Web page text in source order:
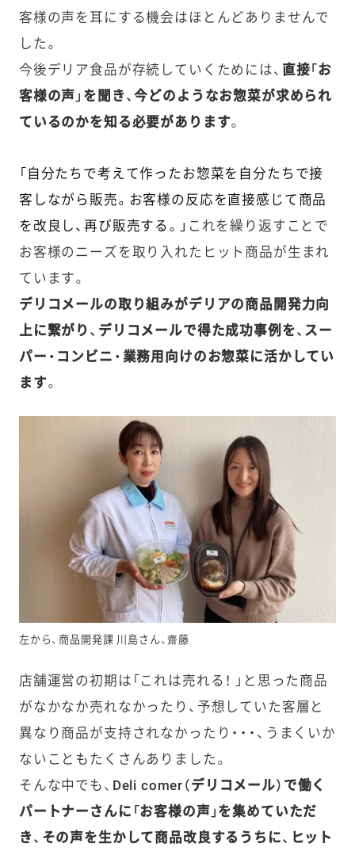
客様の声を耳にする機会はほとんどありませんで
した。
今後デリア食品が存続していくためには、 直接「お
客様の声」を聞き、今どのようなお惣菜が求められ
ているのかを知る必要があります。
「自分たちで考えて作ったお惣菜を自分たちで接
客しながら販売。お客様の反応を直接感じて商品
を改良し、再び販売する。」 これを繰り返すことで
お客様のニーズを取り入れたヒット商品が生まれ
ています。
デリコメールの取り組みがデリアの商品開発力向
上に繋がり、デリコメールで得た成功事例を、スー
パー・コンビニ・業務用向けのお惣菜に活かしてい
ます。
左から、商品開発課 川島さん、齋藤
店舗運営の初期は「これは売れる！ 」と思った商品
がなかなか売れなかったり、予想していた客層と
異なり商品が支持されなかったり・・・、うまくいか
ないこともたくさんありました。
そんな中でも、 Deli comer（デリコメール）で働く
パートナーさんに「お客様の声」を集めていただ
き、その声を生かして商品改良するうちに、ヒット